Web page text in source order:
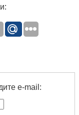
e-mail: